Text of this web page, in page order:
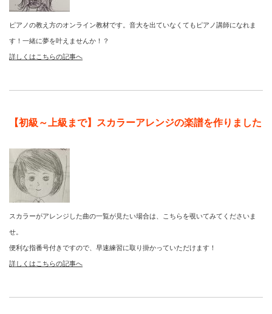
ピアノの教え方のオンライン教材です。音大を出ていなくてもピアノ講師になれま
す！一緒に夢を叶えませんか！？
詳しくはこちらの記事へ
【初級～上級まで】スカラーアレンジの楽譜を作りました
スカラーがアレンジした曲の一覧が見たい場合は、こちらを覗いてみてくださいま
せ。
便利な指番号付きですので、早速練習に取り掛かっていただけます！
詳しくはこちらの記事へ